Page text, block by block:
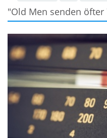
"Old Men senden öfter